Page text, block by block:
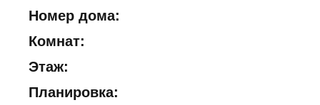
Номер дома:
Комнат:
Этаж:
Планировка: